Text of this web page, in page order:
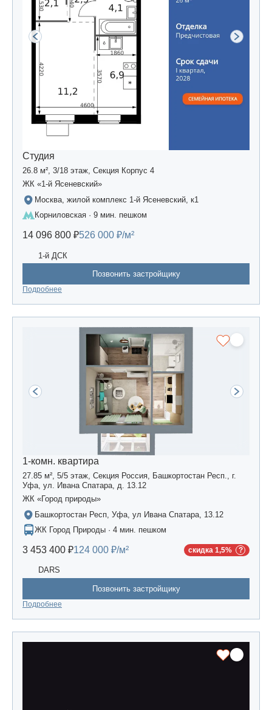
Студия
26.8 м², 3/18 этаж, Секция Корпус 4
ЖК «1-й Ясеневский»
Москва, жилой комплекс 1-й Ясеневский, к1
Корниловская · 9 мин. пешком
14 096 800 ₽526 000 ₽/м²
1-й ДСК
Позвонить застройщику
Подробнее
1-комн. квартира
27.85 м², 5/5 этаж, Секция Россия, Башкортостан Респ., г.
Уфа, ул. Ивана Спатара, д. 13.12
ЖК «Город природы»
Башкортостан Респ, Уфа, ул Ивана Спатара, 13.12
ЖК Город Природы · 4 мин. пешком
3 453 400 ₽124 000 ₽/м² скидка 1,5%
DARS
Позвонить застройщику
Подробнее